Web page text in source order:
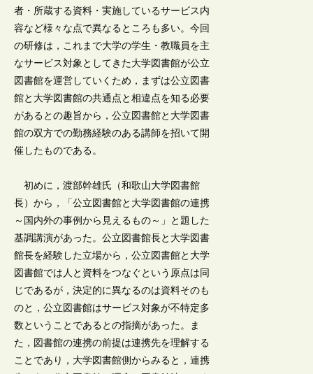
者・所蔵する資料・実施しているサービス内
容など様々な点で異なるところも多い。今回
の研修は，これまで大学の学生・教職員を主
なサービス対象としてきた大学図書館が公立
図書館を運営していくため，まずは公立図書
館と大学図書館の共通点と相違点を知る必要
があるとの趣旨から，公立図書館と大学図書
館の双方での勤務経験のある講師を招いて開
催したものである。
初めに，渡部幹雄氏（和歌山大学図書館
長）から，「公立図書館と大学図書館の連携
～国内外の事例から見えるもの～」と題した
基調講演があった。公立図書館長と大学図書
館長を経験した立場から，公立図書館と大学
図書館では人と資料をつなぐという原点は同
じであるが，決定的に異なるのは資料そのも
のと，公立図書館はサービス対象が不特定多
数ということであるとの指摘があった。ま
た，図書館の連携の前提は連携先を理解する
ことであり，大学図書館側からみると，連携